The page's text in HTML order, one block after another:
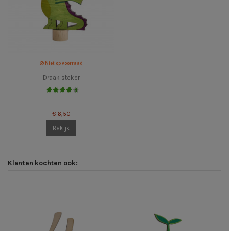
Niet op voorraad
Draak steker
€ 6,50
Bekijk
Klanten kochten ook: